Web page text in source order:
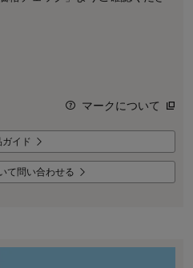
マークについて
ガイド
て問い合わせる